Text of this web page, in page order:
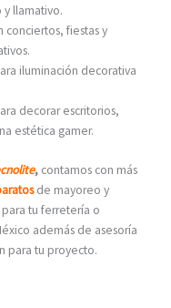
llamativo.
conciertos, fiestas y
iluminación decorativa
decorar escritorios,
estética gamer.
, contamos con más
de mayoreo y
para tu ferretería o
además de asesoría
para tu proyecto.